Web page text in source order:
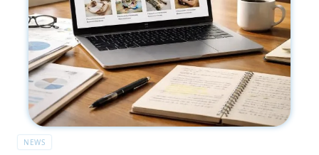
NEWS